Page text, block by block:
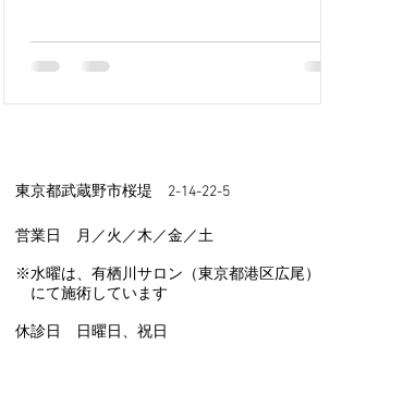
東京都武蔵野市桜堤 2-14-22-5
営業日 月／火／木／金／土
※水曜は、有栖川サロン（東京都港区広尾）
にて施術しています
休診日 日曜日、祝日